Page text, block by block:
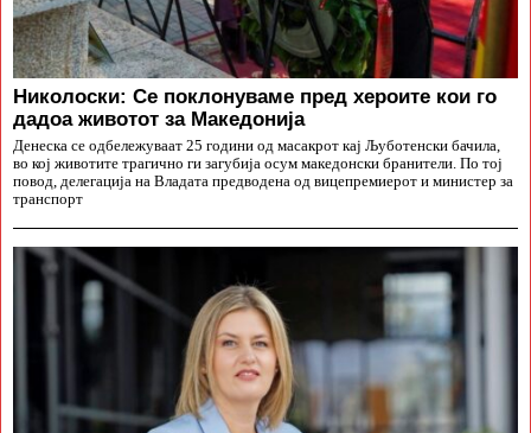
Николоски: Се поклонуваме пред хероите кои го
дадоа животот за Македонија
Денеска се одбележуваат 25 години од масакрот кај Љуботенски бачила,
во кој животите трагично ги загубија осум македонски бранители. По тој
повод, делегација на Владата предводена од вицепремиерот и министер за
транспорт